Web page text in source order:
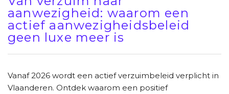
aanwezigheid: waarom een
actief aanwezigheidsbeleid
geen luxe meer is
Vanaf 2026 wordt een actief verzuimbeleid verplicht in
Vlaanderen. Ontdek waarom een positief